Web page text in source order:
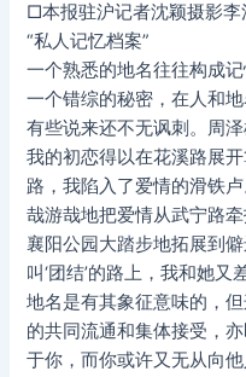
□本报驻沪记者沈颖摄影李
“私人记忆档案”
一个熟悉的地名往往构成
一个错综的秘密，在人和地
有些说来还不无讽刺。周
我的初恋得以在花溪路展
路，我陷入了爱情的滑铁
哉游哉地把爱情从武宁路
襄阳公园大踏步地拓展到
叫‘团结’的路上，我和她又
地名是有其象征意味的，
的共同流通和集体接受，
于你，而你或许又无从向他